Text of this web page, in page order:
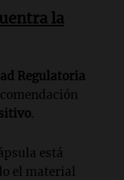
la
Regulatoria
.
está
el material